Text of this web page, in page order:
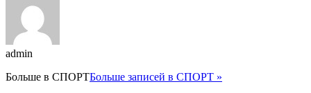
admin
Больше в СПОРТБольше записей в СПОРТ »